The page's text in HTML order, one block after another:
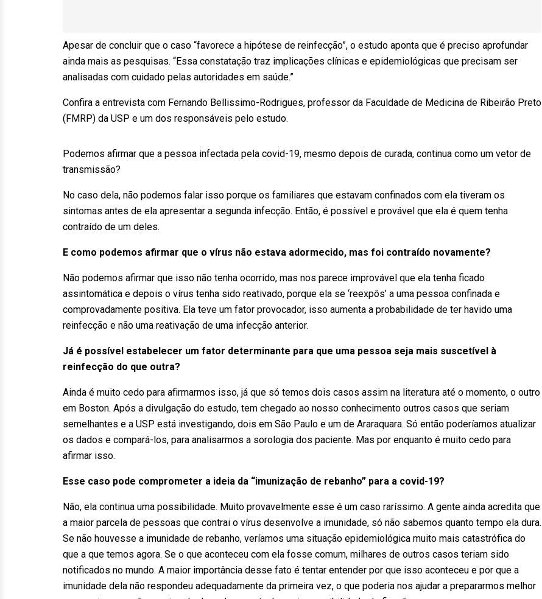
Apesar de concluir que o caso “favorece a hipótese de reinfecção”, o estudo aponta que é preciso aprofundar
ainda mais as pesquisas. “Essa constatação traz implicações clínicas e epidemiológicas que precisam ser
analisadas com cuidado pelas autoridades em saúde.”
Confira a entrevista com Fernando Bellissimo-Rodrigues, professor da Faculdade de Medicina de Ribeirão Preto
(FMRP) da USP e um dos responsáveis pelo estudo.
Podemos afirmar que a pessoa infectada pela covid-19, mesmo depois de curada, continua como um vetor de
transmissão?
No caso dela, não podemos falar isso porque os familiares que estavam confinados com ela tiveram os
sintomas antes de ela apresentar a segunda infecção. Então, é possível e provável que ela é quem tenha
contraído de um deles.
E como podemos afirmar que o vírus não estava adormecido, mas foi contraído novamente?
Não podemos afirmar que isso não tenha ocorrido, mas nos parece improvável que ela tenha ficado
assintomática e depois o vírus tenha sido reativado, porque ela se ‘reexpôs’ a uma pessoa confinada e
comprovadamente positiva. Ela teve um fator provocador, isso aumenta a probabilidade de ter havido uma
reinfecção e não uma reativação de uma infecção anterior.
Já é possível estabelecer um fator determinante para que uma pessoa seja mais suscetível à
reinfecção do que outra?
Ainda é muito cedo para afirmarmos isso, já que só temos dois casos assim na literatura até o momento, o outro
em Boston. Após a divulgação do estudo, tem chegado ao nosso conhecimento outros casos que seriam
semelhantes e a USP está investigando, dois em São Paulo e um de Araraquara. Só então poderíamos atualizar
os dados e compará-los, para analisarmos a sorologia dos paciente. Mas por enquanto é muito cedo para
afirmar isso.
Esse caso pode comprometer a ideia da “imunização de rebanho” para a covid-19?
Não, ela continua uma possibilidade. Muito provavelmente esse é um caso raríssimo. A gente ainda acredita que
a maior parcela de pessoas que contrai o vírus desenvolve a imunidade, só não sabemos quanto tempo ela dura.
Se não houvesse a imunidade de rebanho, veríamos uma situação epidemiológica muito mais catastrófica do
que a que temos agora. Se o que aconteceu com ela fosse comum, milhares de outros casos teriam sido
notificados no mundo. A maior importância desse fato é tentar entender por que isso aconteceu e por que a
imunidade dela não respondeu adequadamente da primeira vez, o que poderia nos ajudar a prepararmos melhor